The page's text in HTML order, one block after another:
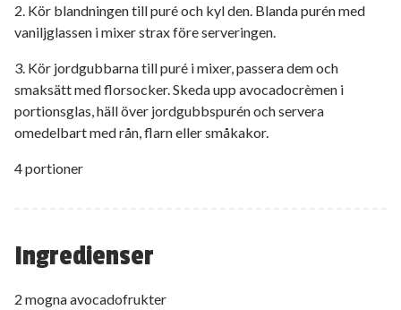
Ingredienser
2 mogna avocadofrukter
2. Kör blandningen till puré och kyl den. Blanda purén med
vaniljglassen i mixer strax före serveringen.
3. Kör jordgubbarna till puré i mixer, passera dem och
smaksätt med florsocker. Skeda upp avocadocrèmen i
portionsglas, häll över jordgubbspurén och servera
omedelbart med rån, flarn eller småkakor.
4 portioner